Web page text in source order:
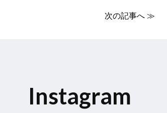
次の記事へ ≫
Instagram